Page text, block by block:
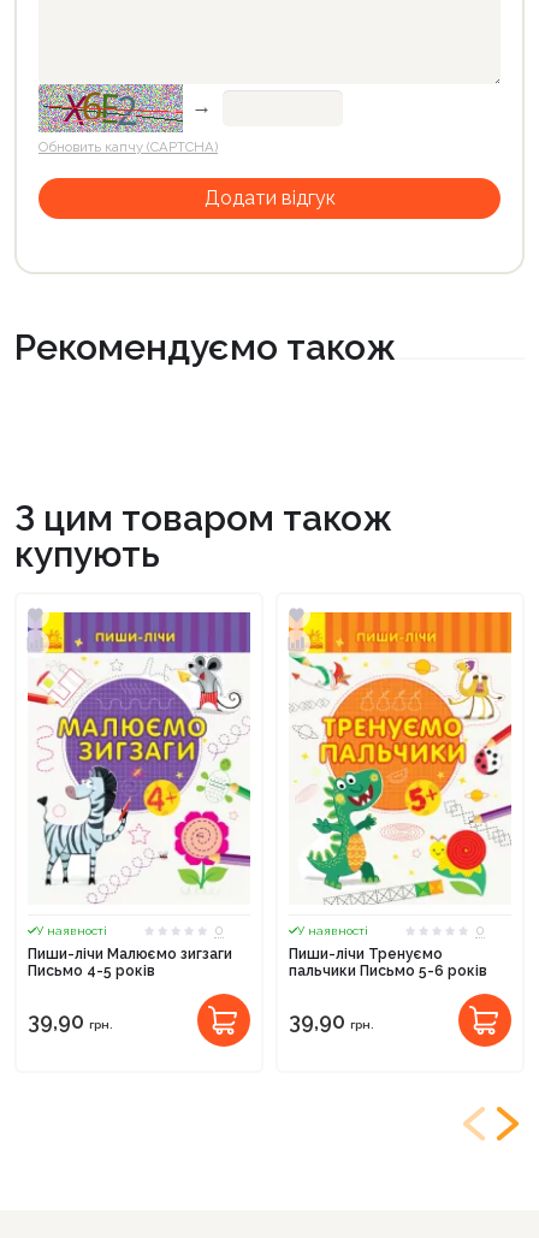
→
Обновить капчу (CAPTCHA)
Рекомендуємо також
З цим товаром також
купують
У наявності
0
Пиши-лічи Малюємо зигзаги
Письмо 4-5 років
39,90 грн.
У наявності
0
Пиши-лічи Тренуємо
пальчики Письмо 5-6 років
39,90 грн.